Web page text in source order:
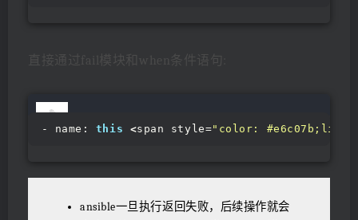
直接通过fail模块和when条件语句:
- name: this <span style="color:
ansible一旦执行返回失败，后续操作就会